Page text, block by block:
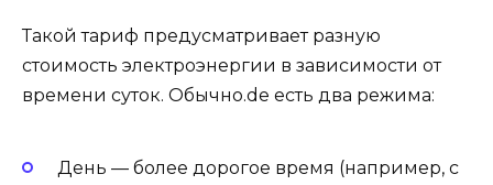
Такой тариф предусматривает разную
стоимость электроэнергии в зависимости от
времени суток. Обычно.de есть два режима:
День — более дорогое время (например, с